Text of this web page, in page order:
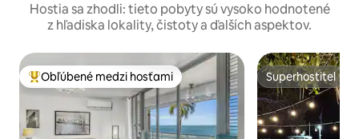
Hostia sa zhodli: tieto pobyty sú vysoko hodnotené
z hľadiska lokality, čistoty a ďalších aspektov.
Najobľúbenejšie medzi hosťami
Obľúbené medzi hosťami Superhostiteľ
Superhostiteľ